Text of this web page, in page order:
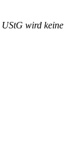
wird keine